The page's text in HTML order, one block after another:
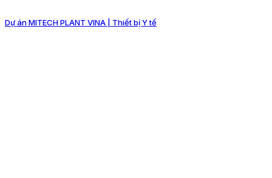
Dự án MITECH PLANT VINA | Thiết bị Y tế